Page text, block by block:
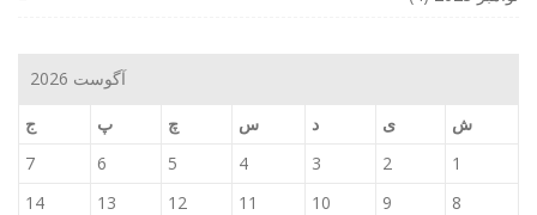
آگوست 2026
ش
ی د س چ پ
ج
1
2
3
4
5
6
7
8
9
10
11
12
13
14